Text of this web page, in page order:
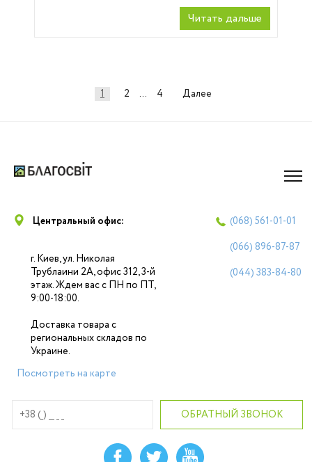
Читать дальше
1 2 … 4 Далее
Центральный офис:
г. Киев, ул. Николая
Трублаини 2А, офис 312, 3-й
этаж. Ждем вас с ПН по ПТ,
9:00-18:00.
Доставка товара с
региональных складов по
Украине.
Посмотреть на карте
(068) 561-01-01
(066) 896-87-87
(044) 383-84-80